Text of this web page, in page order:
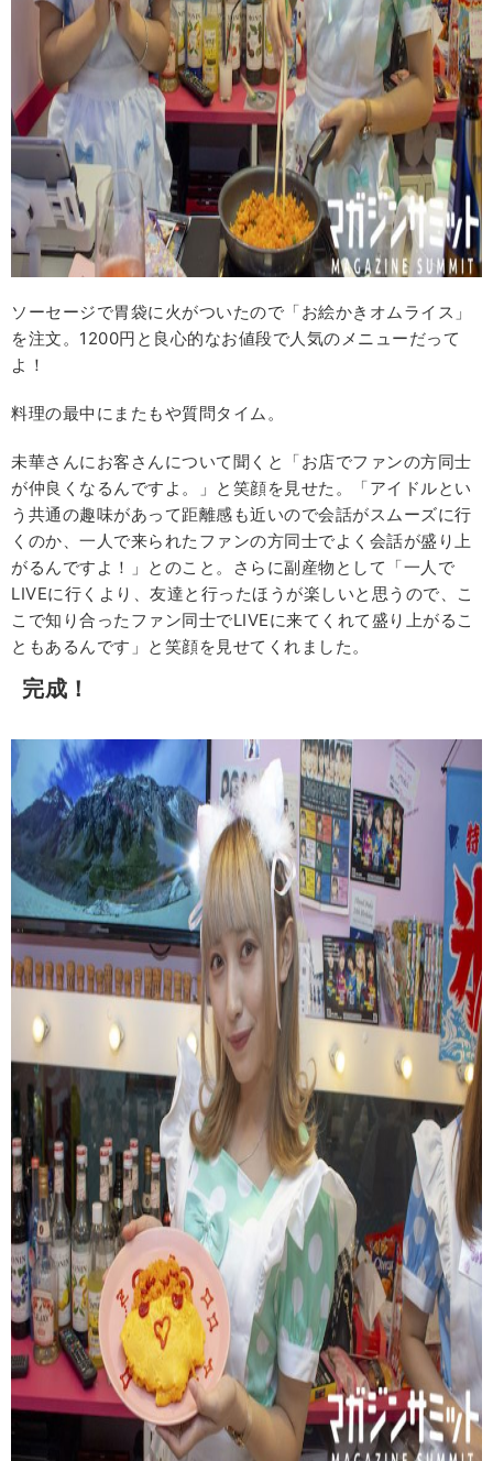
ソーセージで胃袋に火がついたので「お絵かきオムライス」
を注文。1200円と良心的なお値段で人気のメニューだって
よ！
料理の最中にまたもや質問タイム。
未華さんにお客さんについて聞くと「お店でファンの方同士
が仲良くなるんですよ。」と笑顔を見せた。「アイドルとい
う共通の趣味があって距離感も近いので会話がスムーズに行
くのか、一人で来られたファンの方同士でよく会話が盛り上
がるんですよ！」とのこと。さらに副産物として「一人で
LIVEに行くより、友達と行ったほうが楽しいと思うので、こ
こで知り合ったファン同士でLIVEに来てくれて盛り上がるこ
ともあるんです」と笑顔を見せてくれました。
完成！